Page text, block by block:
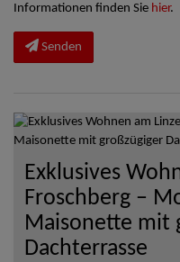
Informationen finden Sie hier.
Senden
Exklusives
Froschberg –
Maisonette mit
Dachterrasse